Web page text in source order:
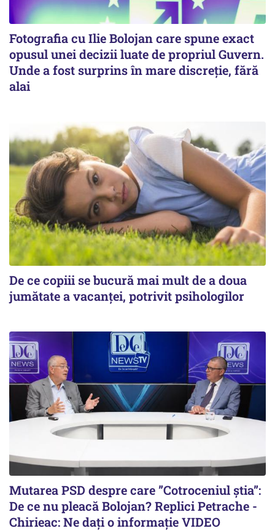
Fotografia cu Ilie Bolojan care spune exact
opusul unei decizii luate de propriul Guvern.
Unde a fost surprins în mare discreție, fără
alai
De ce copiii se bucură mai mult de a doua
jumătate a vacanței, potrivit psihologilor
Mutarea PSD despre care ”Cotroceniul știa”:
De ce nu pleacă Bolojan? Replici Petrache -
Chirieac: Ne dați o informație VIDEO